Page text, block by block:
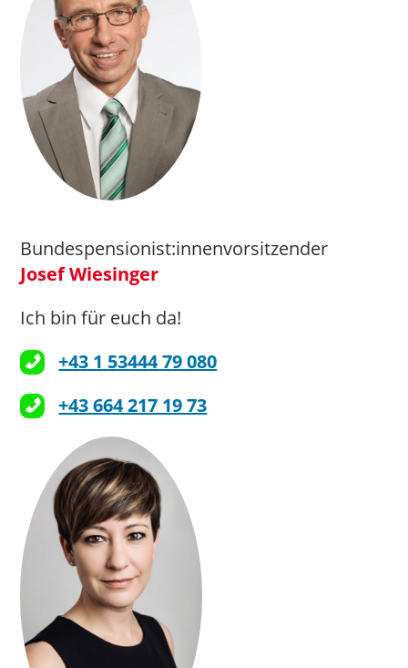
Bundespensionist:innenvorsitzender
Josef Wiesinger
Ich bin für euch da!
+43 1 53444 79 080
+43 664 217 19 73